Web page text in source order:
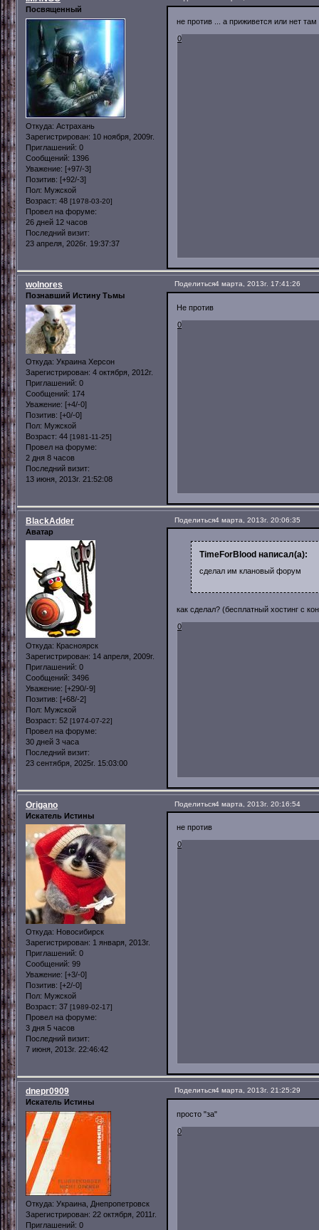
Посвященный
Откуда: Астрахань
Зарегистрирован: 10 ноября, 2009г.
Приглашений: 0
Сообщений: 1396
Уважение: [+97/-3]
Позитив: [+92/-3]
Пол: Мужской
Возраст: 48 [1978-03-20]
Провел на форуме:
26 дней 12 часов
Последний визит:
23 апреля, 2026г. 19:37:37
не против ... а приживется или нет
0
Поделиться4 марта, 2013г. 17:41:26
wolnores
Познавший Истину Тьмы
Откуда: Украина Херсон
Зарегистрирован: 4 октября, 2012г.
Приглашений: 0
Сообщений: 174
Уважение: [+4/-0]
Позитив: [+0/-0]
Пол: Мужской
Возраст: 44 [1981-11-25]
Провел на форуме:
2 дня 8 часов
Последний визит:
13 июня, 2013г. 21:52:08
Не против
0
Поделиться4 марта, 2013г. 20:06:35
BlackAdder
Аватар
Откуда: Красноярск
Зарегистрирован: 14 апреля, 2009г.
Приглашений: 0
Сообщений: 3496
Уважение: [+290/-9]
Позитив: [+68/-2]
Пол: Мужской
Возраст: 52 [1974-07-22]
Провел на форуме:
30 дней 3 часа
Последний визит:
23 сентября, 2025г. 15:03:00
TimeForBlood написал(а):
сделал им клановый форум
как сделал? (бесплатный хостинг с
0
Поделиться4 марта, 2013г. 20:16:54
Origano
Искатель Истины
Откуда: Новосибирск
Зарегистрирован: 1 января, 2013г.
Приглашений: 0
Сообщений: 99
Уважение: [+3/-0]
Позитив: [+2/-0]
Пол: Мужской
Возраст: 37 [1989-02-17]
Провел на форуме:
3 дня 5 часов
Последний визит:
7 июня, 2013г. 22:46:42
не против
0
Поделиться4 марта, 2013г. 21:25:29
dnepr0909
Искатель Истины
Откуда: Украина, Днепропетровск
Зарегистрирован: 22 октября, 2011г.
Приглашений: 0
просто "за"
0